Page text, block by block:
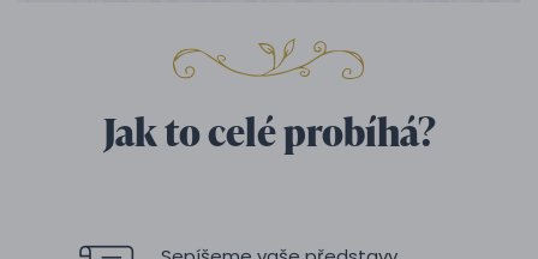
Jak to celé probíhá?